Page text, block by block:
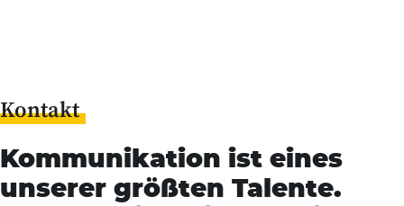
Kontakt
Kommunikation ist eines
unserer größten Talente.